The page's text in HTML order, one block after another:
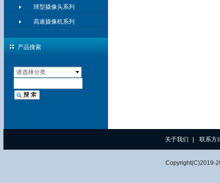
产品搜索
请选择分类
球型摄像头系列
高速摄像机系列
Copyright(C)2019-
关于我们 联系方